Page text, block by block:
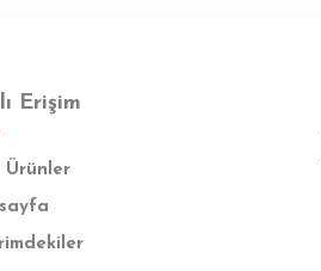
Erişim
Ürünler